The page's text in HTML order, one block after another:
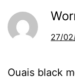
27/
Ouais black